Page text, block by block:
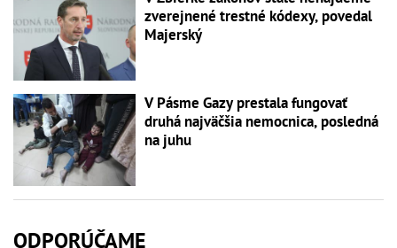
zverejnené trestné kódexy, povedal
Majerský
V Pásme Gazy prestala fungovať
druhá najväčšia nemocnica, posledná
na juhu
ODPORÚČAME